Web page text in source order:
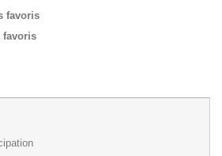
favoris
favoris